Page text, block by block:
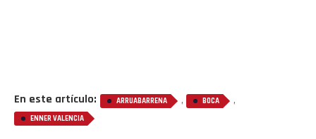
En este artículo: ARRUABARRENA , BOCA ,
ENNER VALENCIA